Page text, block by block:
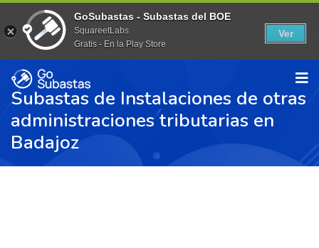
Subastas de Instalaciones de otras
administraciones tributarias en
Badajoz
GoSubastas - Subastas del BOE
SquareetLabs
Gratis - En la Play Store
Ver